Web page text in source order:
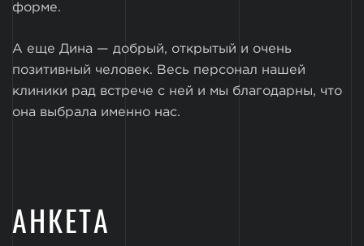
форме.
А еще Дина — добрый, открытый и очень
позитивный человек. Весь персонал нашей
клиники рад встрече с ней и мы благодарны, что
она выбрала именно нас.
АНКЕТА